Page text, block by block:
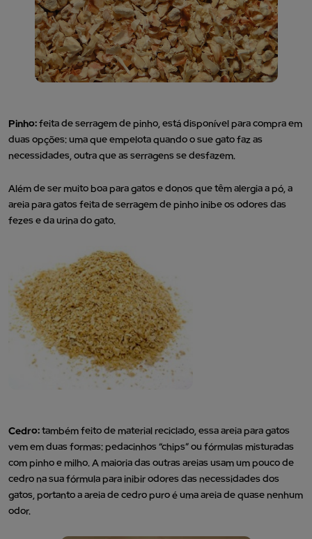
Pinho:feita de serragem de pinho, está disponível para compra em
duas opções: uma que empelota quando o sue gato faz as
necessidades, outra que as serragens se desfazem.
Além de ser muito boa para gatos e donos que têm alergia a pó, a
areia para gatos feita de serragem de pinho inibe os odores das
fezes e da urina do gato.
Cedro:também feito de material reciclado, essa areia para gatos
vem em duas formas: pedacinhos “chips” ou fórmulas misturadas
com pinho e milho. A maioria das outras areias usam um pouco de
cedro na sua fórmula para inibir odores das necessidades dos
gatos, portanto a areia de cedro puro é uma areia de quase nenhum
odor.